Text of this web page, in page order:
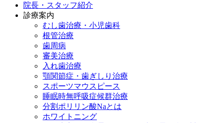
院長・スタッフ紹介
診療案内
むし歯治療・小児歯科
根管治療
歯周病
審美治療
入れ歯治療
顎関節症・歯ぎしり治療
スポーツマウスピース
睡眠時無呼吸症候群治療
分割ポリリン酸Naとは
ホワイトニング